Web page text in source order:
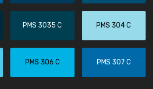
PMS 3035 C PMS 304 C
PMS 306 C PMS 307 C